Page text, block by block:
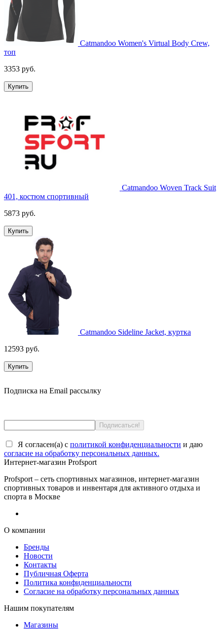
Catmandoo Women's Virtual Body Crew,
топ
3353 руб.
Купить
Catmandoo Woven Track Suit
401, костюм спортивный
5873 руб.
Купить
Catmandoo Sideline Jacket, куртка
12593 руб.
Купить
Подписка на Email рассылку
Я согласен(a) с политикой конфиденциальности и даю
согласие на обработку персональных данных.
Интернет-магазин Profsport
Profsport – сеть спортивных магазинов, интернет-магазин
спортивных товаров и инвентаря для активного отдыха и
спорта в Москве
О компании
Бренды
Новости
Контакты
Публичная Оферта
Политика конфиденциальности
Согласие на обработку персональных данных
Нашим покупателям
Магазины